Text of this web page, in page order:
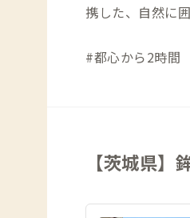
携した、自然に
#都心から2時
【茨城県】